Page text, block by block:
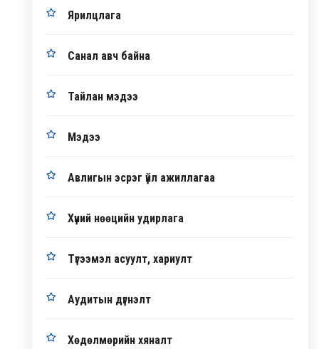
Ярилцлага
Санал авч байна
Тайлан мэдээ
Мэдээ
Авлигын эсрэг үйл ажиллагаа
Хүний нөөцийн удирлага
Түгээмэл асуулт, хариулт
Аудитын дүгнэлт
Хөдөлмөрийн хяналт